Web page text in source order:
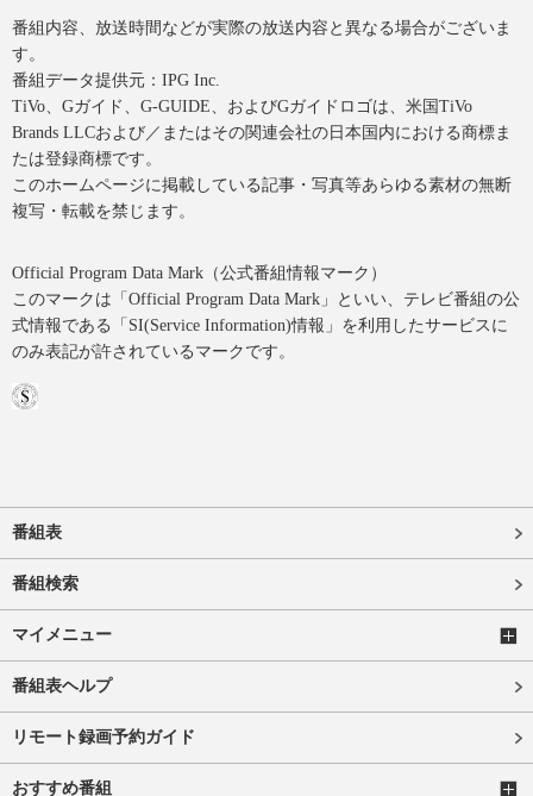
番組内容、放送時間などが実際の放送内容と異なる場合がございま
す。
番組データ提供元：IPG Inc.
TiVo、Gガイド、G-GUIDE、およびGガイドロゴは、米国TiVo
Brands LLCおよび／またはその関連会社の日本国内における商標ま
たは登録商標です。
このホームページに掲載している記事・写真等あらゆる素材の無断
複写・転載を禁じます。
Official Program Data Mark（公式番組情報マーク）
このマークは「Official Program Data Mark」といい、テレビ番組の公
式情報である「SI(Service Information)情報」を利用したサービスに
のみ表記が許されているマークです。
番組表
番組検索
マイメニュー
番組表ヘルプ
リモート録画予約ガイド
おすすめ番組